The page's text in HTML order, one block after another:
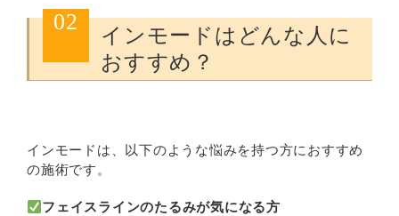
インモードはどんな人に
おすすめ？
02
インモードは、以下のような悩みを持つ方におすすめ
の施術です。
フェイスラインのたるみが気になる方